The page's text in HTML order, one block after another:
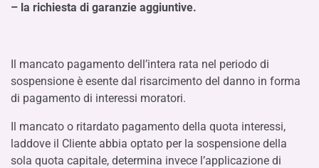
– la richiesta di garanzie aggiuntive.
Il mancato pagamento dell’intera rata nel periodo di
sospensione è esente dal risarcimento del danno in forma
di pagamento di interessi moratori.
Il mancato o ritardato pagamento della quota interessi,
laddove il Cliente abbia optato per la sospensione della
sola quota capitale, determina invece l’applicazione di